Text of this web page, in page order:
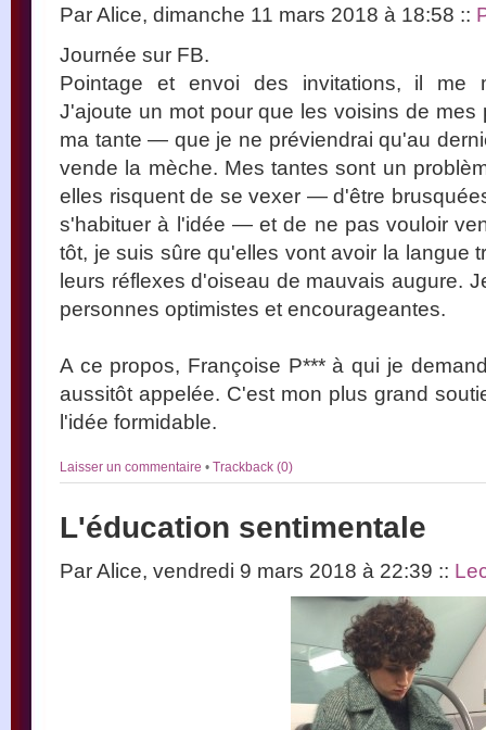
Par Alice, dimanche 11 mars 2018 à 18:58 ::
Journée sur FB.
Pointage et envoi des invitations, il me
J'ajoute un mot pour que les voisins de
ma tante — que je ne préviendrai qu'au
vende la mèche. Mes tantes sont un
elles risquent de se vexer — d'être
s'habituer à l'idée — et de ne pas vouloir
tôt, je suis sûre qu'elles vont avoir la langue
leurs réflexes d'oiseau de mauvais augure.
personnes optimistes et encourageantes.
A ce propos, Françoise P*** à qui je
aussitôt appelée. C'est mon plus grand
l'idée formidable.
Laisser un commentaire • Trackback (0)
L'éducation sentimentale
Par Alice, vendredi 9 mars 2018 à 22:39 ::